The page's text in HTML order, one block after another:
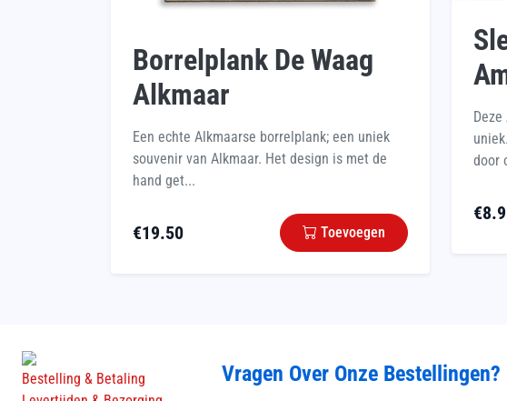
Borrelplank De Waag
Alkmaar
Een echte Alkmaarse borrelplank; een uniek
souvenir van Alkmaar. Het design is met de
hand get...
€19.50 Toevoegen
door
€
Bestelling & Betaling
Vragen Over Onze Bestellingen?